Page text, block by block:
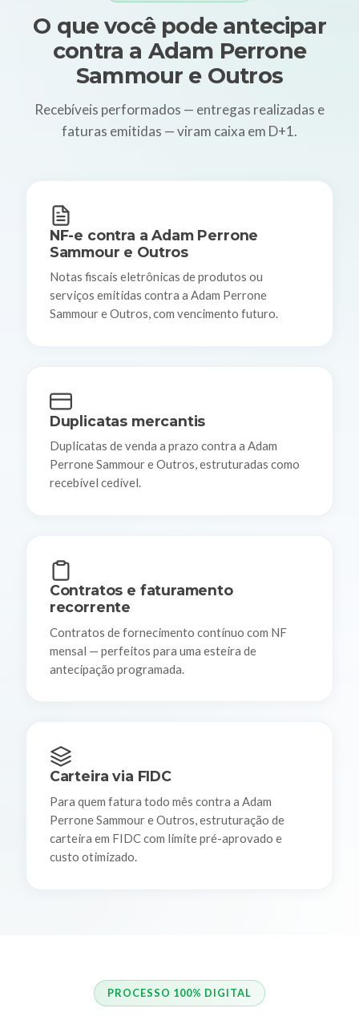
O que você pode antecipar
contra a Adam Perrone
Sammour e Outros
Recebíveis performados — entregas realizadas e
faturas emitidas — viram caixa em D+1.
NF-e contra a Adam Perrone
Sammour e Outros
Notas fiscais eletrônicas de produtos ou
serviços emitidas contra a Adam Perrone
Sammour e Outros, com vencimento futuro.
Duplicatas mercantis
Duplicatas de venda a prazo contra a Adam
Perrone Sammour e Outros, estruturadas como
recebível cedível.
Contratos e faturamento
recorrente
Contratos de fornecimento contínuo com NF
mensal — perfeitos para uma esteira de
antecipação programada.
Carteira via FIDC
Para quem fatura todo mês contra a Adam
Perrone Sammour e Outros, estruturação de
carteira em FIDC com limite pré-aprovado e
custo otimizado.
PROCESSO 100% DIGITAL